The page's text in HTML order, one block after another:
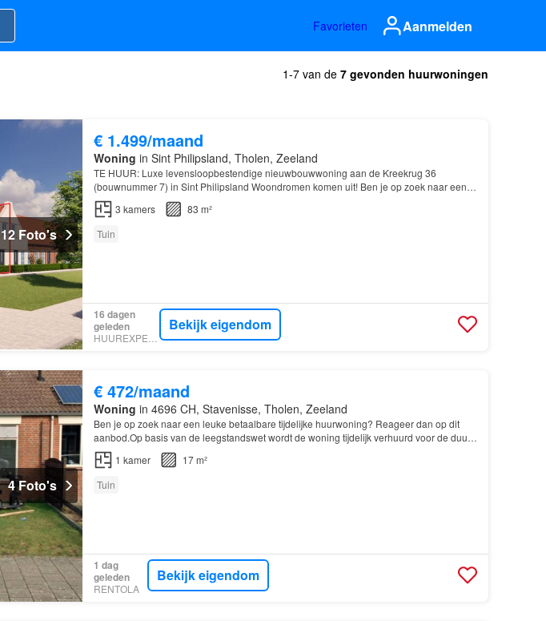
Favorieten Aanmelden
1-7 van de 7 gevonden huurwoningen
12 Foto's
€ 1.499/maand
Woning in Sint Philipsland, Tholen, Zeeland
TE HUUR: Luxe levensloopbestendige nieuwbouwwoning aan de Kreekrug 36
(bouwnummer 7) in Sint Philipsland Woondromen komen uit! Ben je op zoek naar een
comfortabele, duurzame en toekomstbestendige nieuwbouwwoning op een rustig…
3 kamers
83 m²
Tuin
16 dagen
geleden
HUUREXPERT
Bekijk eigendom
4 Foto's
€ 472/maand
Woning in 4696 CH, Stavenisse, Tholen, Zeeland
Ben je op zoek naar een leuke betaalbare tijdelijke huurwoning? Reageer dan op dit
aanbod.Op basis van de leegstandswet wordt de woning tijdelijk verhuurd voor de duur
van minimaal 6 maanden…
1 kamer
17 m²
Tuin
1 dag
geleden
RENTOLA
Bekijk eigendom